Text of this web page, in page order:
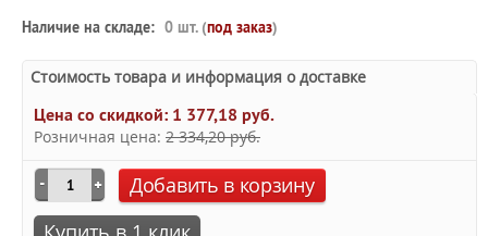
Наличие на складе: 0 шт. (под заказ)
Стоимость товара и информация о доставке
Цена со скидкой: 1 377,18 руб.
Розничная цена: 2 334,20 руб.
Добавить в корзину